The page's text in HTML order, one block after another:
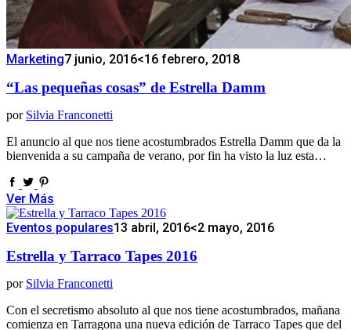
Marketing7 junio, 2016<16 febrero, 2018
“Las pequeñas cosas” de Estrella Damm
por Silvia Franconetti
El anuncio al que nos tiene acostumbrados Estrella Damm que da la
bienvenida a su campaña de verano, por fin ha visto la luz esta…
Ver Más
Eventos populares13 abril, 2016<2 mayo, 2016
Estrella y Tarraco Tapes 2016
por Silvia Franconetti
Con el secretismo absoluto al que nos tiene acostumbrados, mañana
comienza en Tarragona una nueva edición de Tarraco Tapes que del